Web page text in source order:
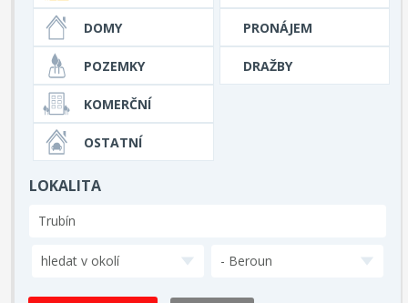
PRONÁJEM
DRAŽBY
DOMY
POZEMKY
KOMERČNÍ
OSTATNÍ
LOKALITA
hledat v okolí - Beroun